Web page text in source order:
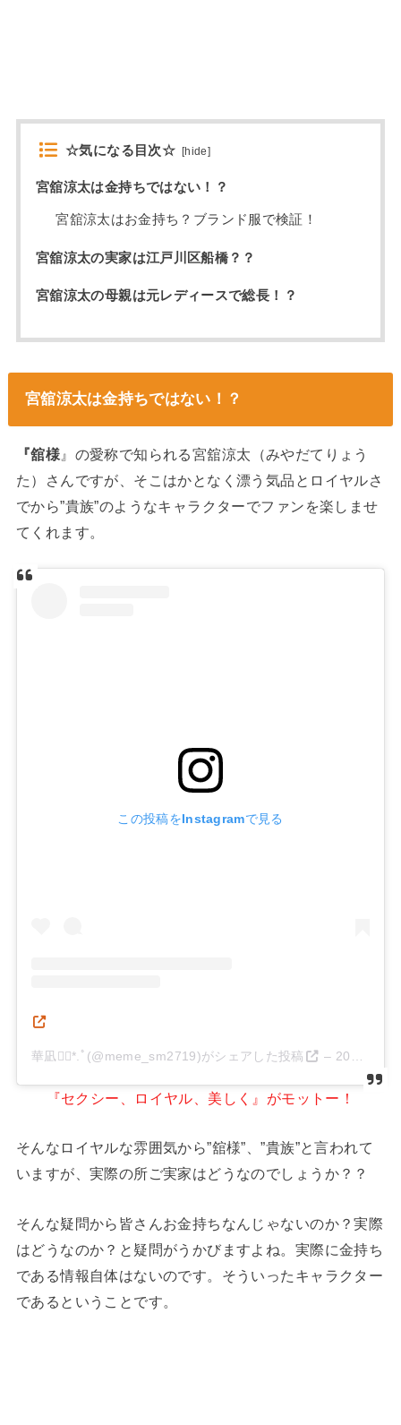
☆気になる目次☆ [hide]
宮舘涼太は金持ちではない！？
宮舘涼太はお金持ち？ブランド服で検証！
宮舘涼太の実家は江戸川区船橋？？
宮舘涼太の母親は元レディースで総長！？
宮舘涼太は金持ちではない！？
『舘様 』の愛称で知られる宮舘涼太（みやだてりょう
た）さんですが、そこはかとなく漂う気品とロイヤルさ
でから”貴族”のようなキャラクターでファンを楽しませ
てくれます。
この投稿をInstagramで見る
華凪❁⃘*.ﾟ(@meme_sm2719)がシェアした投稿 – 2020年 4月月8日午前2時19分PDT
『セクシー、ロイヤル、美しく』がモットー！
そんなロイヤルな雰囲気から”舘様”、”貴族”と言われて
いますが、実際の所ご実家はどうなのでしょうか？？
そんな疑問から皆さんお金持ちなんじゃないのか？実際
はどうなのか？と疑問がうかびますよね。実際に金持ち
である情報自体はないのです。そういったキャラクター
であるということです。